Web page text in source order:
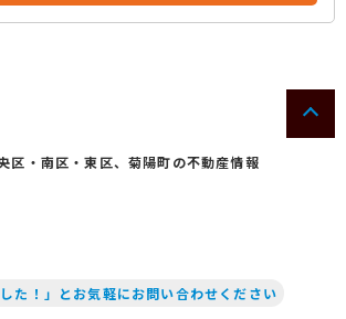
区・南区・東区、菊陽町の不動産情報
した！」とお気軽にお問い合わせください